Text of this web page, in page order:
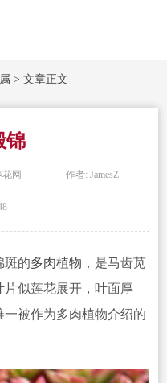
> 文章正文
锦
网 作者: JamesZ
斑的多肉植物 ，是马齿苋
似莲花展开，叶面厚
一被作为多肉植物介绍的